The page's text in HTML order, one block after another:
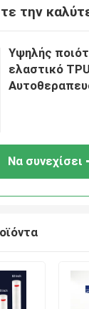
την
Υψηλής
ελαστικό
Να συνεχίσει